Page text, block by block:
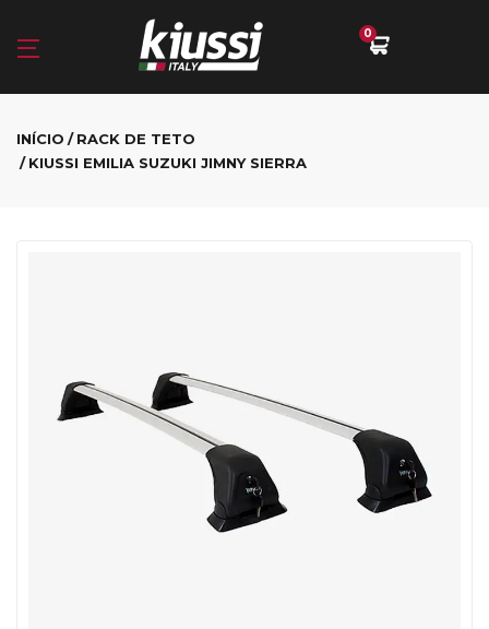
0
INÍCIO
RACK DE TETO
KIUSSI EMILIA SUZUKI JIMNY SIERRA